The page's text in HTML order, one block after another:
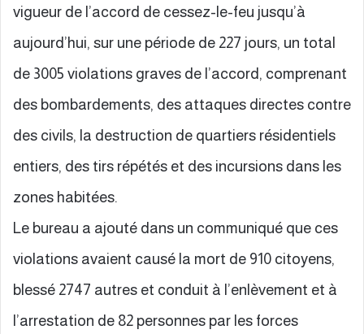
vigueur de l’accord de cessez-le-feu jusqu’à
aujourd’hui, sur une période de 227 jours, un total
de 3005 violations graves de l’accord, comprenant
des bombardements, des attaques directes contre
des civils, la destruction de quartiers résidentiels
entiers, des tirs répétés et des incursions dans les
zones habitées.
Le bureau a ajouté dans un communiqué que ces
violations avaient causé la mort de 910 citoyens,
blessé 2747 autres et conduit à l’enlèvement et à
l’arrestation de 82 personnes par les forces